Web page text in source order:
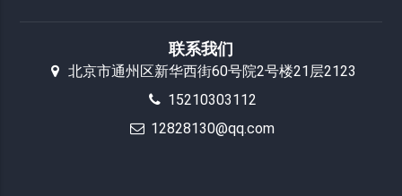
联系我们
北京市通州区新华西街60号院2号楼21层2123
15210303112
12828130@qq.com